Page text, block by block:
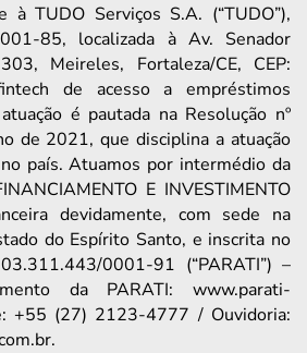
à TUDO Serviços S.A. (“TUDO”),
85, localizada à Av. Senador
Meireles, Fortaleza/CE, CEP:
de acesso a empréstimos
é pautada na Resolução nº
de 2021, que disciplina a atuação
país. Atuamos por intermédio da
E INVESTIMENTO
devidamente, com sede na
do Espírito Santo, e inscrita no
0001-91 (“PARATI”) –
da PARATI: www.parati-
+55 (27) 2123-4777 / Ouvidoria: